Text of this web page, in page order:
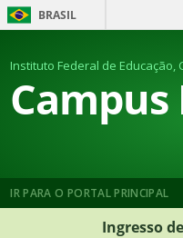
BRASIL
Instituto Federal de Educação,
IR PARA O PORTAL PRINCIPAL
Ingresso